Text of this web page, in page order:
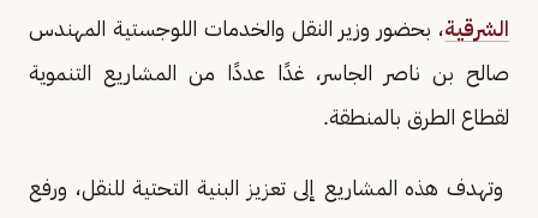
الشرقية، بحضور وزير النقل والخدمات اللوجستية المهندس
صالح بن ناصر الجاسر، غدًا عددًا من المشاريع التنموية
لقطاع الطرق بالمنطقة.
وتهدف هذه المشاريع إلى تعزيز البنية التحتية للنقل، ورفع